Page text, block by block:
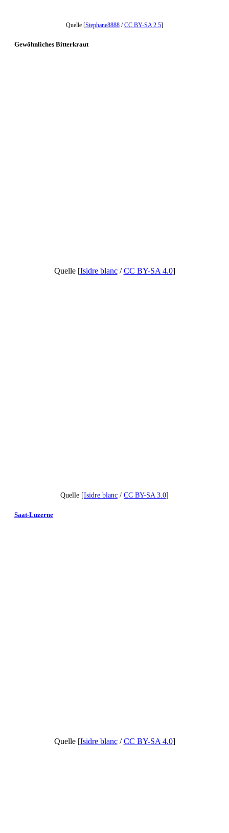
Quelle [Stephane8888 /CC BY-SA 2.5]
Gewöhnliches Bitterkraut
Quelle [Isidre blanc/CC BY-SA 4.0]
Quelle [Isidre blanc / CC BY-SA 3.0]
Saat-Luzerne
Quelle [Isidre blanc/CC BY-SA 4.0]